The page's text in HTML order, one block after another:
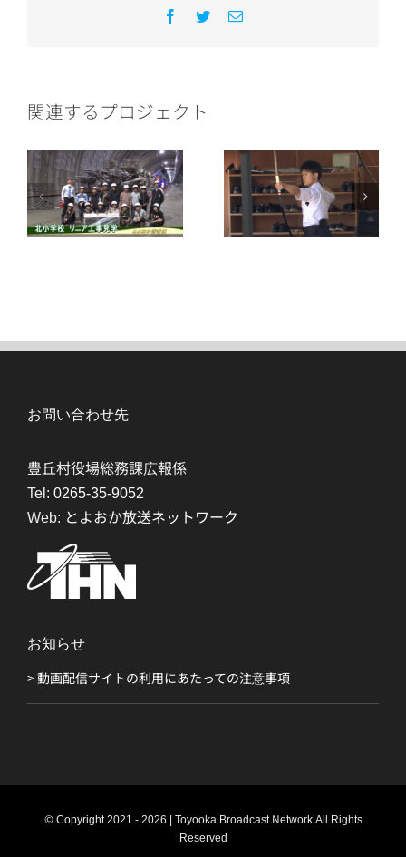
Facebook
Twitter電
関連するプロジェクト
お知らせ
> 動画配信サイトの利用にあたっての注意事項
お問い合わせ先
豊丘村役場総務課広報係
Tel: 0265-35-9052
Web: とよおか放送ネットワーク
© Copyright 2021 - 2026 | Toyooka Broadcast Network All Rights
Reserved